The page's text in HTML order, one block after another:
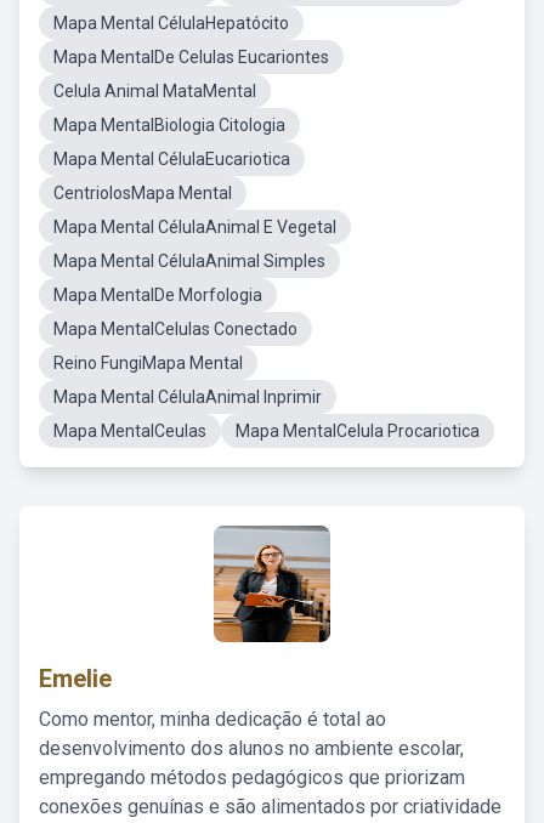
Mapa Mental CélulaHepatócito
Mapa MentalDe Celulas Eucariontes
Celula Animal MataMental
Mapa MentalBiologia Citologia
Mapa Mental CélulaEucariotica
CentriolosMapa Mental
Mapa Mental CélulaAnimal E Vegetal
Mapa Mental CélulaAnimal Simples
Mapa MentalDe Morfologia
Mapa MentalCelulas Conectado
Reino FungiMapa Mental
Mapa Mental CélulaAnimal Inprimir
Mapa MentalCeulas
Mapa MentalCelula Procariotica
Emelie
Como mentor, minha dedicação é total ao
desenvolvimento dos alunos no ambiente escolar,
empregando métodos pedagógicos que priorizam
conexões genuínas e são alimentados por criatividade